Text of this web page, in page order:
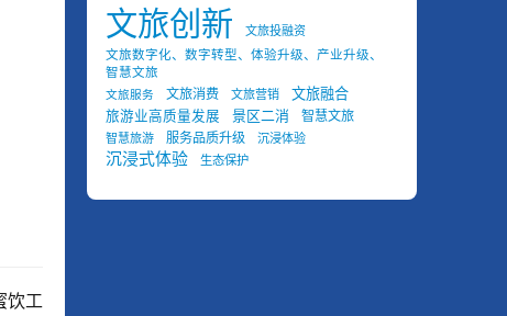
饮工
文旅创新
文旅投融资
文旅数字化、数字转型、体验升级、产业升级、
智慧文旅
文旅服务 文旅消费 文旅营销 文旅融合
旅游业高质量发展 景区二消 智慧文旅
智慧旅游 服务品质升级 沉浸体验
沉浸式体验 生态保护